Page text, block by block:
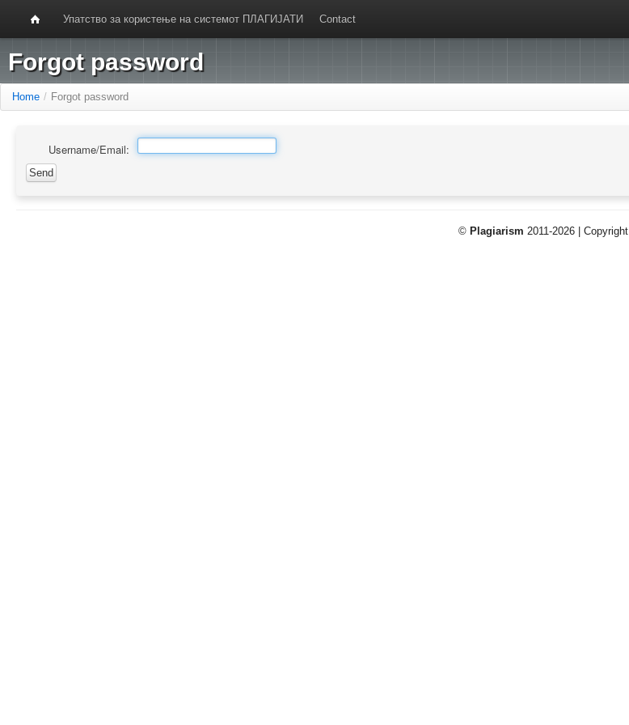
Упатство за користење на системот ПЛАГИЈАТИ Contact
Forgot password
Home / Forgot password
Username/Email:
© Plagiarism 2011-2026 | Copyright